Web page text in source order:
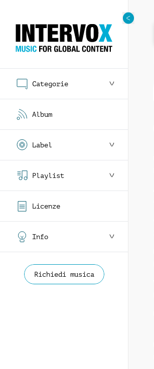
Categorie
Album
Label
Playlist
Licenze
Info
Richiedi musica